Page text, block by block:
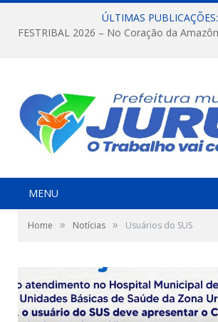
ÚLTIMAS PUBLICAÇÕES:
MENU
Home » Notícias » Usuários do SUS